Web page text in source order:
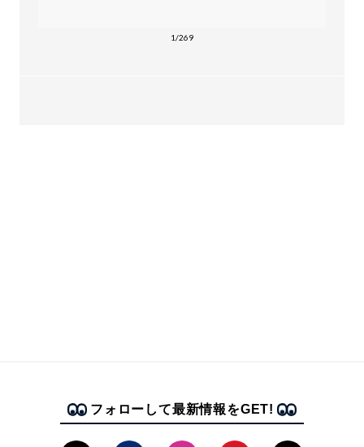
1/269
フォローして最新情報をGET!